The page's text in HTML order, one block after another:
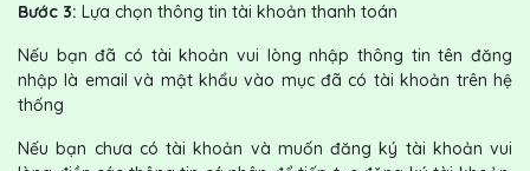
Bước 3: Lựa chọn thông tin tài khoản thanh toán
Nếu bạn đã có tài khoản vui lòng nhập thông tin tên đăng
nhập là email và mật khẩu vào mục đã có tài khoản trên hệ
thống
Nếu bạn chưa có tài khoản và muốn đăng ký tài khoản vui